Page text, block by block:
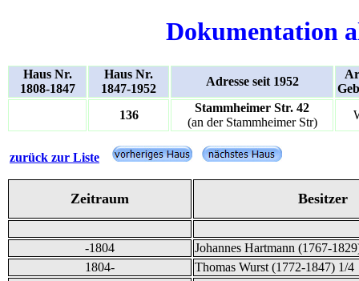
Dokumentation
Haus Nr.
1808-1847
Haus Nr.
1847-1952
Adresse seit 1952
136
Stammheimer Str. 42
(an der Stammheimer Str)
zurück zur Liste
Zeitraum Besitzer
-1804
Johannes Hartmann (1767-
1804-
Thomas Wurst (1772-1847) 1/4